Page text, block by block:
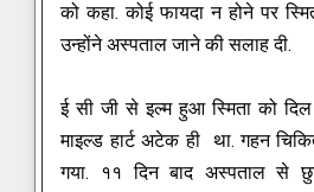
को कहा.कोई फायदा न होने पर
उन्होंने अस्पताल जाने की सलाह दी.
ई सी जी से इल्म हुआ स्मिता को
माइल्ड हार्ट अटेक ही था. गहन
गया. ११ दिन बाद अस्पताल से